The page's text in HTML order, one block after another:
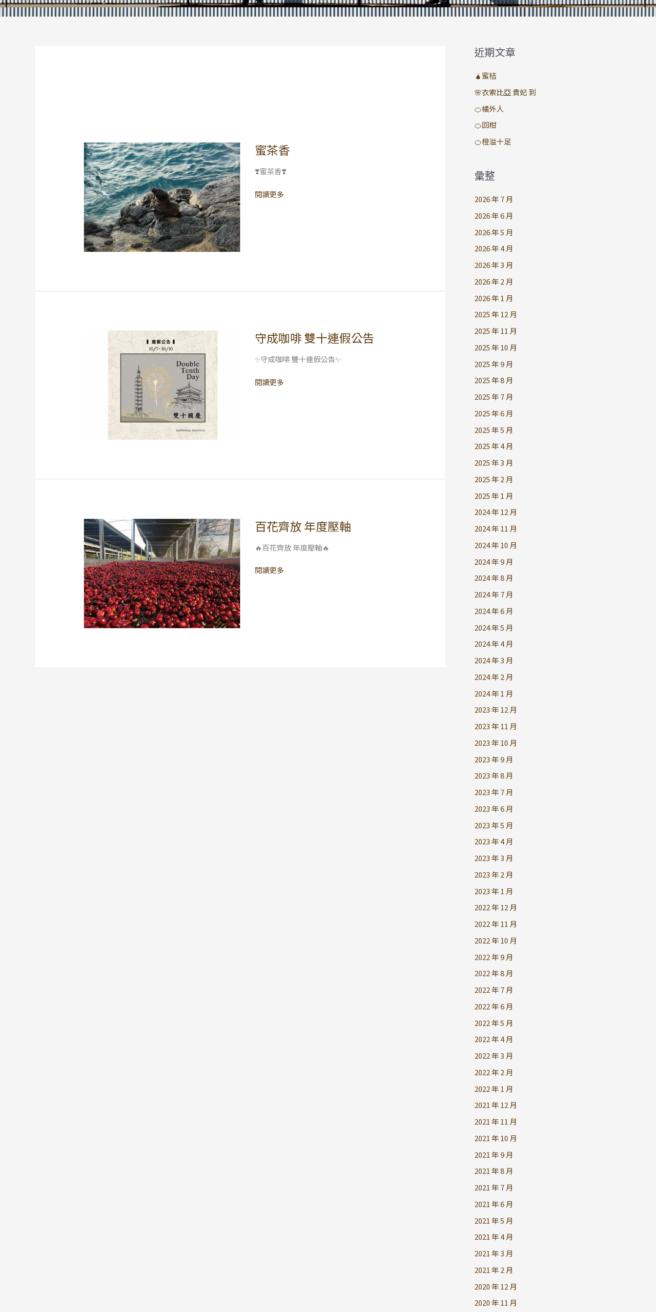
蜜茶香
❣️蜜茶香❣️
蜜
香
閱讀更多
守成咖啡 雙十連假公告
✨守成咖啡 雙十連假公告✨
守
咖
雙
閱讀更多
百花齊放 年度壓軸
🔥百花齊放 年度壓軸🔥
百
花
齊
年
閱讀更多
近期文章
🧉蜜桔
🌸衣索比亞 貴妃 到
🍊橘外人
🍊回柑
🍊橙溢十足
彙整
2026 年 7 月
2026 年 6 月
2026 年 5 月
2026 年 4 月
2026 年 3 月
2026 年 2 月
2026 年 1 月
2025 年 12 月
2025 年 11 月
2025 年 10 月
2025 年 9 月
2025 年 8 月
2025 年 7 月
2025 年 6 月
2025 年 5 月
2025 年 4 月
2025 年 3 月
2025 年 2 月
2025 年 1 月
2024 年 12 月
2024 年 11 月
2024 年 10 月
2024 年 9 月
2024 年 8 月
2024 年 7 月
2024 年 6 月
2024 年 5 月
2024 年 4 月
2024 年 3 月
2024 年 2 月
2024 年 1 月
2023 年 12 月
2023 年 11 月
2023 年 10 月
2023 年 9 月
2023 年 8 月
2023 年 7 月
2023 年 6 月
2023 年 5 月
2023 年 4 月
2023 年 3 月
2023 年 2 月
2023 年 1 月
2022 年 12 月
2022 年 11 月
2022 年 10 月
2022 年 9 月
2022 年 8 月
2022 年 7 月
2022 年 6 月
2022 年 5 月
2022 年 4 月
2022 年 3 月
2022 年 2 月
2022 年 1 月
2021 年 12 月
2021 年 11 月
2021 年 10 月
2021 年 9 月
2021 年 8 月
2021 年 7 月
2021 年 6 月
2021 年 5 月
2021 年 4 月
2021 年 3 月
2021 年 2 月
2020 年 12 月
2020 年 11 月